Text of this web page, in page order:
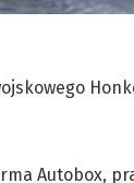
Autobox,